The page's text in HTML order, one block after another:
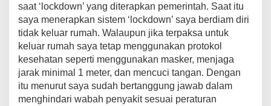
saat ‘lockdown’ yang diterapkan pemerintah. Saat itu
saya menerapkan sistem ‘lockdown’ saya berdiam diri
tidak keluar rumah. Walaupun jika terpaksa untuk
keluar rumah saya tetap menggunakan protokol
kesehatan seperti menggunakan masker, menjaga
jarak minimal 1 meter, dan mencuci tangan. Dengan
itu menurut saya sudah bertanggung jawab dalam
menghindari wabah penyakit sesuai peraturan